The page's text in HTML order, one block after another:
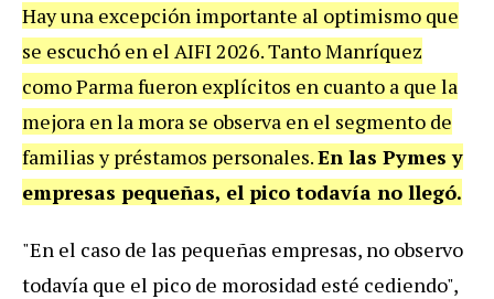
Hay una excepción importante al optimismo que
se escuchó en el AIFI 2026. Tanto Manríquez
como Parma fueron explícitos en cuanto a que la
mejora en la mora se observa en el segmento de
familias y préstamos personales.En las Pymes y
empresas pequeñas, el pico todavía no llegó.
"En el caso de las pequeñas empresas, no observo
todavía que el pico de morosidad esté cediendo",